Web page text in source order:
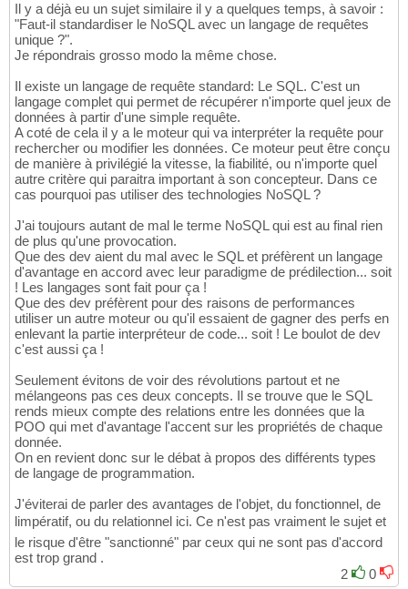
Il y a déjà eu un sujet similaire il y a quelques temps, à savoir :
"Faut-il standardiser le NoSQL avec un langage de requêtes
unique ?".
Je répondrais grosso modo la même chose.
Il existe un langage de requête standard: Le SQL. C'est un
langage complet qui permet de récupérer n'importe quel jeux de
données à partir d'une simple requête.
A coté de cela il y a le moteur qui va interpréter la requête pour
rechercher ou modifier les données. Ce moteur peut être conçu
de manière à privilégié la vitesse, la fiabilité, ou n'importe quel
autre critère qui paraitra important à son concepteur. Dans ce
cas pourquoi pas utiliser des technologies NoSQL ?
J'ai toujours autant de mal le terme NoSQL qui est au final rien
de plus qu'une provocation.
Que des dev aient du mal avec le SQL et préfèrent un langage
d'avantage en accord avec leur paradigme de prédilection... soit
! Les langages sont fait pour ça !
Que des dev préfèrent pour des raisons de performances
utiliser un autre moteur ou qu'il essaient de gagner des perfs en
enlevant la partie interpréteur de code... soit ! Le boulot de dev
c'est aussi ça !
Seulement évitons de voir des révolutions partout et ne
mélangeons pas ces deux concepts. Il se trouve que le SQL
rends mieux compte des relations entre les données que la
POO qui met d'avantage l'accent sur les propriétés de chaque
donnée.
On en revient donc sur le débat à propos des différents types
de langage de programmation.
J'éviterai de parler des avantages de l'objet, du fonctionnel, de
limpératif, ou du relationnel ici. Ce n'est pas vraiment le sujet et
le risque d'être "sanctionné" par ceux qui ne sont pas d'accord
est trop grand .
2
0